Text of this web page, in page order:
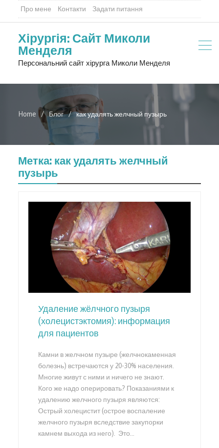
Про мене Контакти Задати питання
Хірургія: Сайт Миколи
Менделя
Персональний сайт хірурга Миколи Менделя
Home Блог как удалять желчный пузырь
Метка: как удалять желчный
пузырь
Удаление жёлчного пузыря
(холецистэктомия): информация
для пациентов
Камни в желчном пузыре (желчнокаменная
болезнь) встречаются у 20-30% населения.
Многие живут с ними и ничего не знают.
Кого же надо оперировать? Показаниями к
удалению желчного пузыря являются:
Острый холецистит (острое воспаление
желчного пузыря вследствие закупорки
камнем выхода из него). Это…